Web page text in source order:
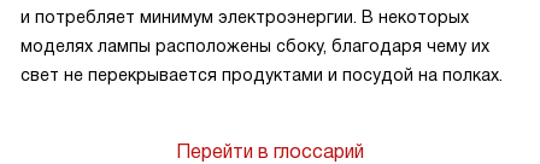
и потребляет минимум электроэнергии. В некоторых
моделях лампы расположены сбоку, благодаря чему их
свет не перекрывается продуктами и посудой на полках.
Перейти в глоссарий